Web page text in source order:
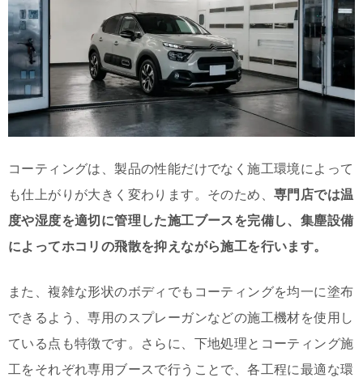
コーティングは、製品の性能だけでなく施工環境によって
も仕上がりが大きく変わります。そのため、 専門店では温
度や湿度を適切に管理した施工ブースを完備し、集塵設備
によってホコリの飛散を抑えながら施工を行います。
また、複雑な形状のボディでもコーティングを均一に塗布
できるよう、専用のスプレーガンなどの施工機材を使用し
ている点も特徴です。さらに、下地処理とコーティング施
工をそれぞれ専用ブースで行うことで、各工程に最適な環